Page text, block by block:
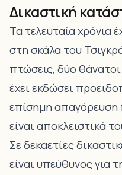
Δικαστική
Τα τελευταία χρόνια
στη σκάλα του
πτώσεις, δύο
έχει εκδώσει
επίσημη
είναι αποκλειστικά
Σε δεκαετίες
είναι υπεύθυνος για